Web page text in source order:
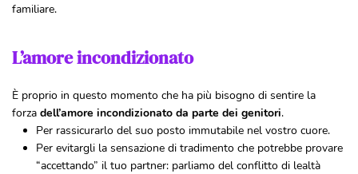
familiare.
L’amore incondizionato
È proprio in questo momento che ha più bisogno di sentire la
forza dell’amore incondizionato da parte dei genitori.
Per rassicurarlo del suo posto immutabile nel vostro cuore.
Per evitargli la sensazione di tradimento che potrebbe provare
“accettando” il tuo partner: parliamo del conflitto di lealtà